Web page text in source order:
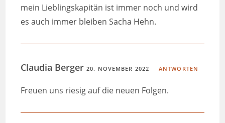
mein Lieblingskapitän ist immer noch und wird
es auch immer bleiben Sacha Hehn.
Claudia Berger20. NOVEMBER 2022 ANTWORTEN
Freuen uns riesig auf die neuen Folgen.